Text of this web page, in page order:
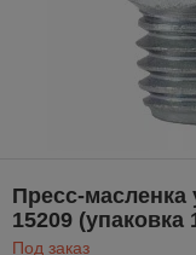
Пресс-масленка
15209
Под заказ